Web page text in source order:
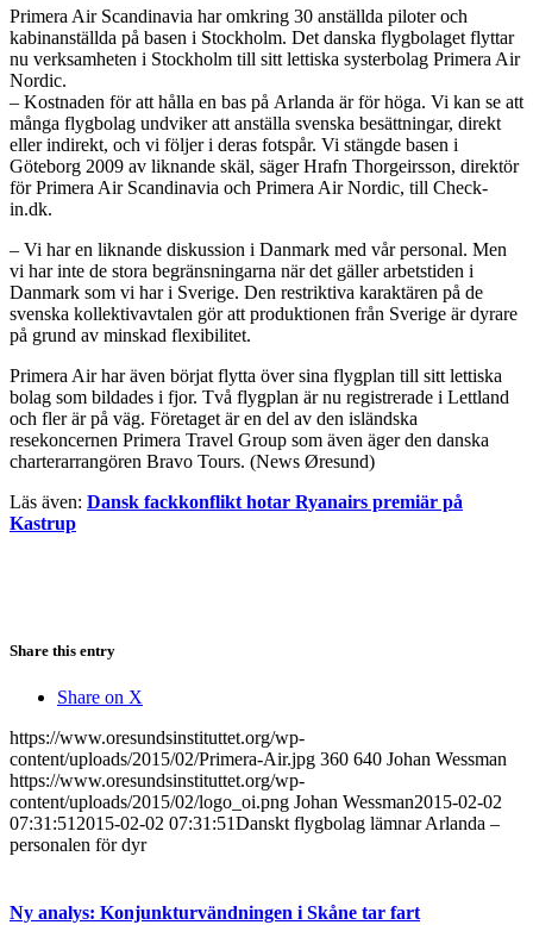
Primera Air Scandinavia har omkring 30 anställda piloter och
kabinanställda på basen i Stockholm. Det danska flygbolaget flyttar
nu verksamheten i Stockholm till sitt lettiska systerbolag Primera Air
Nordic.
– Kostnaden för att hålla en bas på Arlanda är för höga. Vi kan se att
många flygbolag undviker att anställa svenska besättningar, direkt
eller indirekt, och vi följer i deras fotspår. Vi stängde basen i
Göteborg 2009 av liknande skäl, säger Hrafn Thorgeirsson, direktör
för Primera Air Scandinavia och Primera Air Nordic, till Check-
in.dk.
­­– Vi har en liknande diskussion i Danmark med vår personal. Men
vi har inte de stora begränsningarna när det gäller arbetstiden i
Danmark som vi har i Sverige. Den restriktiva karaktären på de
svenska kollektivavtalen gör att produktionen från Sverige är dyrare
på grund av minskad flexibilitet.
Primera Air har även börjat flytta över sina flygplan till sitt lettiska
bolag som bildades i fjor. Två flygplan är nu registrerade i Lettland
och fler är på väg. Företaget är en del av den isländska
resekoncernen Primera Travel Group som även äger den danska
charterarrangören Bravo Tours. (News Øresund)
Läs även: Dansk fackkonflikt hotar Ryanairs premiär på
Kastrup
Share this entry
Share on X
https://www.oresundsinstituttet.org/wp-
content/uploads/2015/02/Primera-Air.jpg 360 640 Johan Wessman
https://www.oresundsinstituttet.org/wp-
content/uploads/2015/02/logo_oi.png Johan Wessman2015-02-02
07:31:51 2015-02-02 07:31:51Danskt flygbolag lämnar Arlanda –
personalen för dyr
Ny analys: Konjunkturvändningen i Skåne tar fart